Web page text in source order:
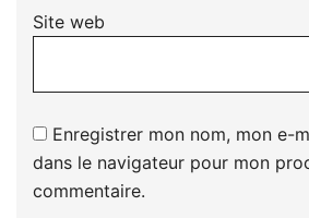
Site web
Enregistrer mon nom, mon e-
dans le navigateur pour mon
commentaire.